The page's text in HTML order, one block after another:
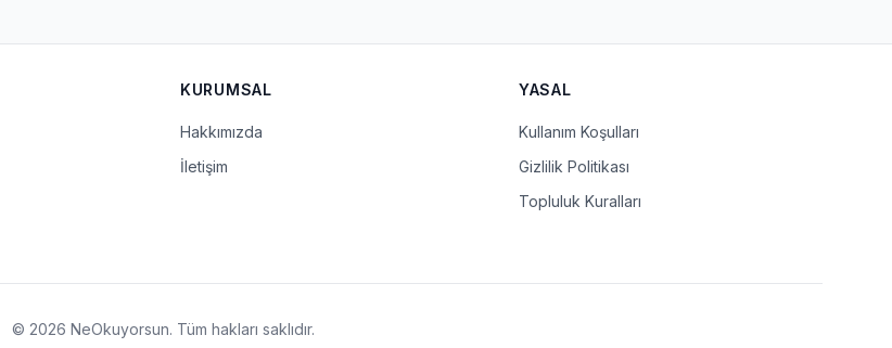
KURUMSAL
Hakkımızda
İletişim
YASAL
Kullanım Koşulları
Gizlilik Politikası
Topluluk Kuralları
© 2026 NeOkuyorsun. Tüm hakları saklıdır.